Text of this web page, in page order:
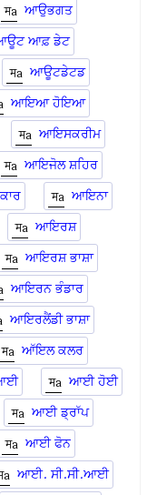
ਆਉਭਗਤ
ਆਫ਼ ਡੇਟ
ਆਊਟਡੇਟਡ
ਆਇਆ ਹੋਇਆ
ਆਇਸਕਰੀਮ
ਆਇਜੋਲ ਸ਼ਹਿਰ
ਆਇਨਾ
ਆਇਰਸ਼
ਆਇਰਸ਼ ਭਾਸ਼ਾ
ਆਇਰਨ ਭੰਡਾਰ
ਆਇਰਲੈਂਡੀ ਭਾਸ਼ਾ
ਆੱਇਲ ਕਲਰ
ਆਈ ਹੋਈ
ਆਈ ਡ੍ਰਾੱਪ
ਆਈ ਫੋਨ
ਆਈ. ਸੀ.ਸੀ.ਆਈ